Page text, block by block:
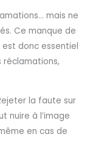
mais ne
Ce manque de
est donc essentiel
réclamations,
la faute sur
nuire à l’image
en cas de